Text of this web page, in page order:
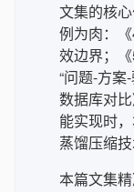
文集的核
例为肉：
效边界；
“问题-方
数据库对
能实现时
蒸馏压缩
本篇文集